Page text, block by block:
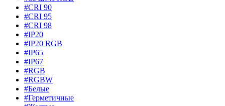
#CRI 90
#CRI 95
#CRI 98
#IP20
#IP20 RGB
#IP65
#IP67
#RGB
#RGBW
#Белые
#Герметичные